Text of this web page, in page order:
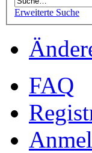
Erweiterte Suche
FAQ